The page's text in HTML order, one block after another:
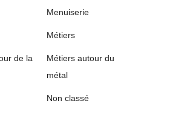
Menuiserie
Métiers
de la
Métiers autour du
métal
Non classé